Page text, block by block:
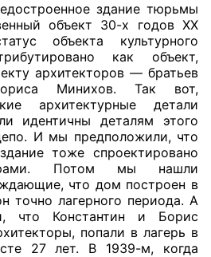
здание тюрьмы
объект 30-х годов ХХ
объекта культурного
как объект,
архитекторов — братьев
Минихов. Так вот,
архитектурные детали
идентичны деталям этого
И мы предположили, что
тоже спроектировано
Потом мы нашли
что дом построен в
точно лагерного периода. А
что Константин и Борис
попали в лагерь в
27 лет. В 1939-м, когда